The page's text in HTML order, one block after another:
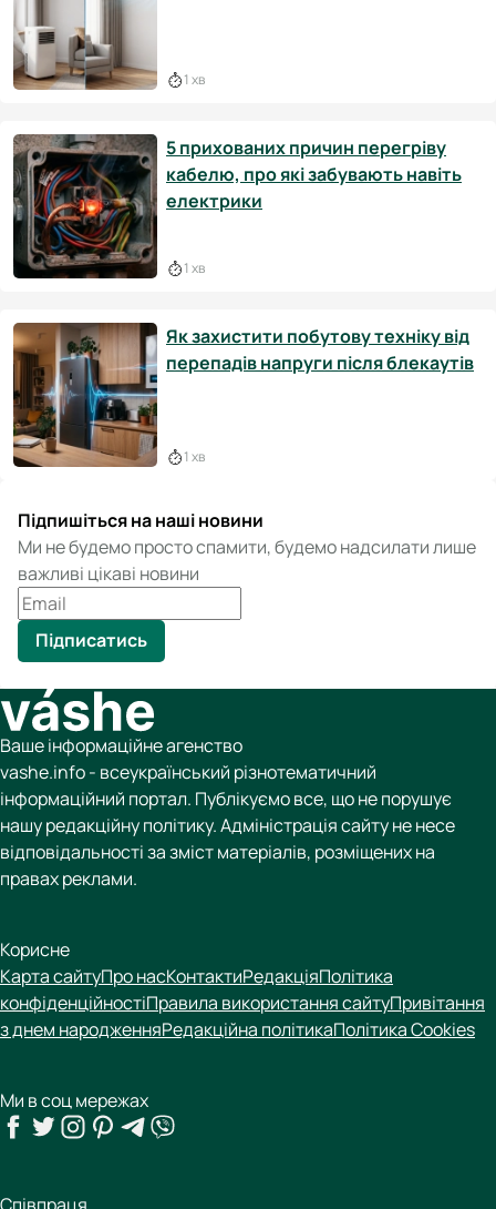
1 хв
5 прихованих причин перегріву
кабелю, про які забувають навіть
електрики
1 хв
Як захистити побутову техніку від
перепадів напруги після блекаутів
1 хв
Підпишіться на наші новини
Ми не будемо просто спамити, будемо надсилати лише
важливі цікаві новини
Підписатись
Ваше інформаційне агенство
vashe.info - всеукраїнський різнотематичний
інформаційний портал. Публікуємо все, що не порушує
нашу редакційну політику. Адміністрація сайту не несе
відповідальності за зміст матеріалів, розміщених на
правах реклами.
Корисне
Карта сайтуПро насКонтактиРедакціяПолітика
конфіденційностіПравила використання сайтуПривітання
з днем народженняРедакційна політикаПолітика Cookies
Ми в соц мережах